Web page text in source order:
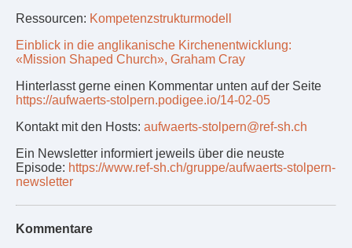
Ressourcen: Kompetenzstrukturmodell
Einblick in die anglikanische Kirchenentwicklung:
«Mission Shaped Church», Graham Cray
Hinterlasst gerne einen Kommentar unten auf der Seite
https://aufwaerts-stolpern.podigee.io/14-02-05
Kontakt mit den Hosts: aufwaerts-stolpern@ref-sh.ch
Ein Newsletter informiert jeweils über die neuste
Episode: https://www.ref-sh.ch/gruppe/aufwaerts-stolpern-
newsletter
Kommentare